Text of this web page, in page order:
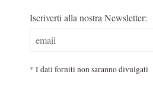
Iscriverti alla nostra Newsletter:
* I dati forniti non saranno divulgati